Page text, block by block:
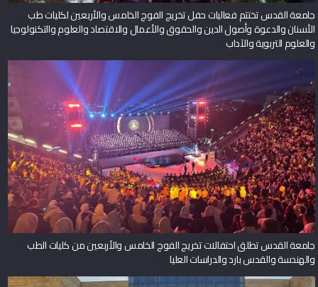
جامعة القدس تختتم فعاليات حفل تخريج الفوج الخامس والأربعين لكليات طب
الأسنان والدعوة وأصول الدين والحقوق والأعمال والاقتصاد والعلوم والتكنولوجيا
والعلوم التربوية والآداب
جامعة القدس تطلق احتفالات تخريج الفوج الخامس والأربعين من كليات الطب
والهندسة والقدس بارد والدراسات العليا